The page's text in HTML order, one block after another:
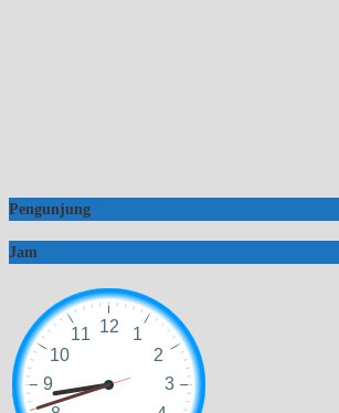
Pengunjung
Jam